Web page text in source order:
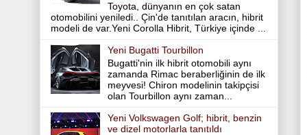
Toyota, dünyanın en çok satan
otomobilini yeniledi.. Çin'de tanıtılan aracın, hibrit
modeli de var.Yeni Corolla Hibrit, Türkiye içinde ...
Yeni Bugatti Tourbillon
Bugatti'nin ilk hibrit otomobili aynı
zamanda Rimac beraberliğinin de ilk
meyvesi! Chiron modelinin takipçisi
olan Tourbillon aynı zaman...
Yeni Volkswagen Golf; hibrit, benzin
ve dizel motorlarla tanıtıldı